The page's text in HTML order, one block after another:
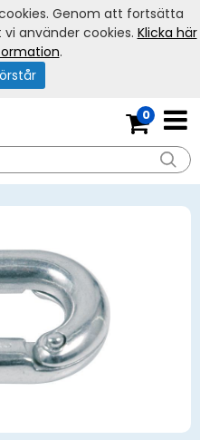
0
Genom att fortsätta
använder cookies. Klicka här
.